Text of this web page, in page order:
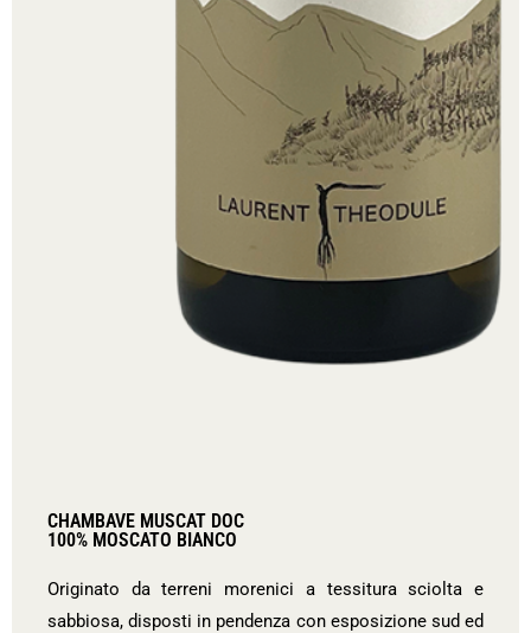
CHAMBAVE MUSCAT DOC
100% MOSCATO BIANCO
Originato da terreni morenici a tessitura sciolta e
sabbiosa, disposti in pendenza con esposizione sud ed